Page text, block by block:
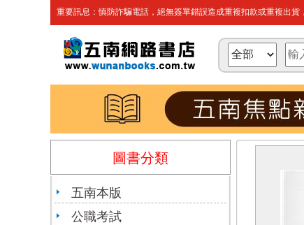
重要訊息：慎防詐騙電話，絕無簽單錯誤造成重複扣款或重複出貨
圖書分類
五南本版
公職考試